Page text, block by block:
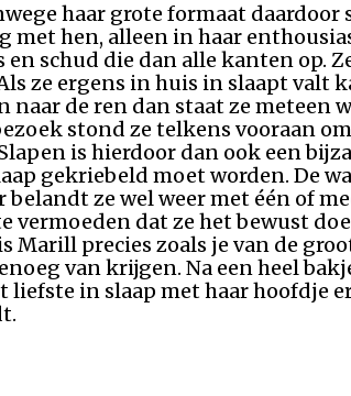
haar grote formaat daardoor
met hen, alleen in haar
schud die dan alle kanten op.
ze ergens in huis in slaapt valt
de ren dan staat ze meteen
stond ze telkens vooraan
is hierdoor dan ook een
gekriebeld moet worden. De
ze wel weer met één of
dat ze het bewust
Marill precies zoals je van de
van krijgen. Na een heel
in slaap met haar hoofdje